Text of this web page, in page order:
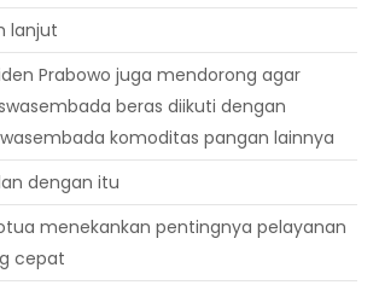
lanjut
Prabowo juga mendorong agar
beras diikuti dengan
komoditas pangan lainnya
dengan itu
menekankan pentingnya pelayanan
cepat